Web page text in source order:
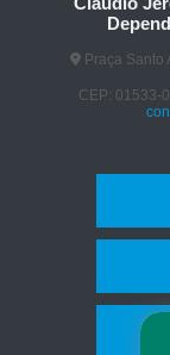
Praça Santo
CEP: 01533-